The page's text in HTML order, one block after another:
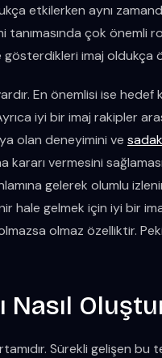
etkilerken aynı
tanımasında çok önemli
gösterdikleri imaj oldukça
En önemlisi ise
iyi bir imaj rakipler
olan deneyimini ve
kararı vermesini
gelerek olumlu
hale gelmek için iyi bir
olmaz özelliktir.
Sürekli gelişen bu